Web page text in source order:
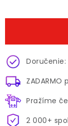
Doručenie:
Pražíme
2 000+